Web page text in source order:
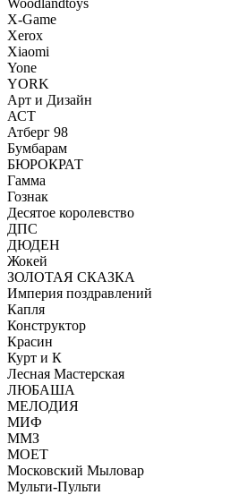
Woodlandtoys
X-Game
Xerox
Xiaomi
Yone
YORK
Арт и Дизайн
АСТ
Атберг 98
Бумбарам
БЮРОКРАТ
Гамма
Гознак
Десятое королевство
ДПС
ДЮДЕН
Жокей
ЗОЛОТАЯ СКАЗКА
Империя поздравлений
Капля
Конструктор
Красин
Курт и К
Лесная Мастерская
ЛЮБАША
МЕЛОДИЯ
МИФ
ММЗ
МОЕТ
Московский Мыловар
Мульти-Пульти